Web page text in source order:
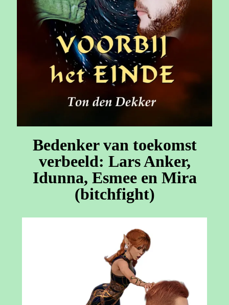
Bedenker van toekomst
verbeeld: Lars Anker,
Idunna, Esmee en Mira
(bitchfight)